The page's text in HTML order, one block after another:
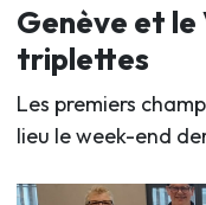
Genève et le
triplettes
Les premiers
lieu le week-end